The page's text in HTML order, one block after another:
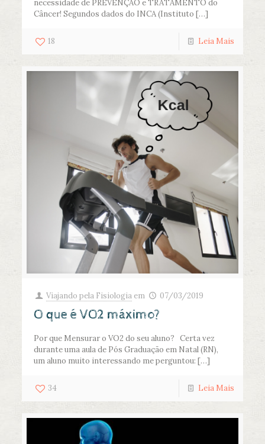
necessidade de PREVENÇÃO e TRATAMENTO do
Câncer! Segundos dados do INCA (Instituto […]
18 Leia Mais
Viajando pela Fisiologia em 07/03/2019
O que é VO2 máximo?
Por que Mensurar o VO2 do seu aluno? Certa vez
durante uma aula de Pós Graduação em Natal (RN),
um aluno muito interessando me perguntou: […]
34 Leia Mais